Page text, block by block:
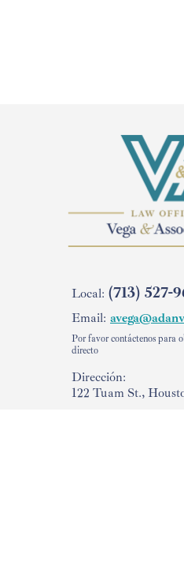
Local: (713) 527-
Email:
Por favor contáctenos para
directo
Dirección:
122 Tuam St.,